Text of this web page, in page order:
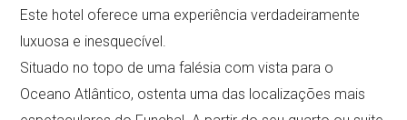
Este hotel oferece uma experiência verdadeiramente
luxuosa e inesquecível.
Situado no topo de uma falésia com vista para o
Oceano Atlântico, ostenta uma das localizações mais